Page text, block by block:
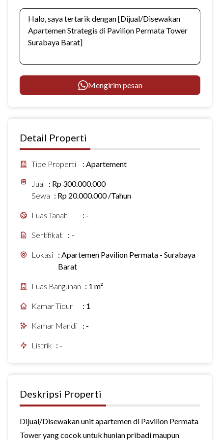
Mengirim pesan
Detail Properti
Tipe Properti : Apartement
Jual : Rp 300.000.000
Sewa : Rp 20.000.000 /Tahun
Luas Tanah : -
Sertifikat : -
Lokasi : Apartemen Pavilion Permata - Surabaya
Barat
Luas Bangunan : 1 m²
Kamar Tidur : 1
Kamar Mandi : -
Listrik : -
Deskripsi Properti
Dijual/Disewakan unit apartemen di Pavilion Permata
Tower yang cocok untuk hunian pribadi maupun